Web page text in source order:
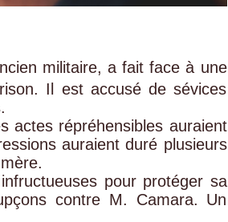
militaire, a fait face à une
Il est accusé de sévices
actes répréhensibles auraient
auraient duré plusieurs
pour protéger sa
contre M. Camara. Un